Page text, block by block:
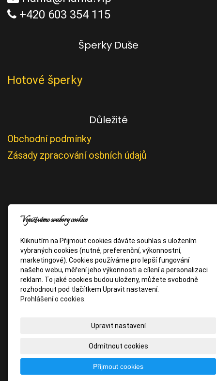
+420 603 354 115
Šperky Duše
Hotové šperky
Důležité
Obchodní podmínky
Zásady zpracování osbních údajů
Využíváme soubory cookies
Kliknutím na Přijmout cookies dáváte souhlas s uložením
vybraných cookies (nutné, preferenční, výkonnostní,
marketingové). Cookies používáme pro lepší fungování
našeho webu, měření jeho výkonnosti a cílení a personalizaci
reklam. To jaké cookies budou uloženy, můžete svobodně
rozhodnout pod tlačítkem Upravit nastavení.
Prohlášení o cookies.
Upravit nastavení
Odmítnout cookies
Přijmout cookies